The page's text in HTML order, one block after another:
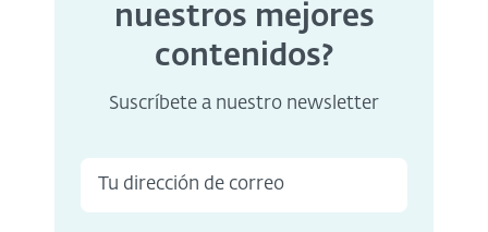
nuestros mejores
contenidos?
Suscríbete a nuestro newsletter